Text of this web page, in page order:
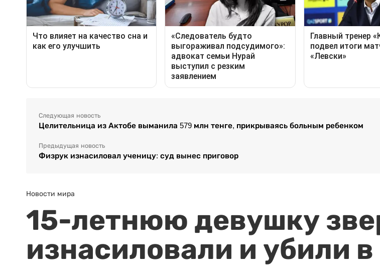
Следующая новость
Целительница из Актобе выманила 579 млн тенге, прикрываясь больным ребенком
Предыдущая новость
Физрук изнасиловал ученицу: суд вынес приговор
Новости мира
15-летнюю девушку
изнасиловали и убили